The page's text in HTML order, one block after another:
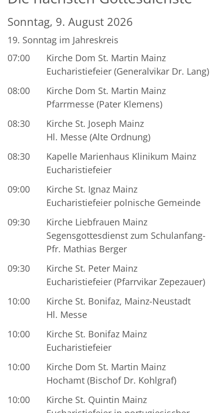
Sonntag, 9. August 2026
19. Sonntag im Jahreskreis
07:00
Kirche Dom St. Martin Mainz
Eucharistiefeier (Generalvikar Dr. Lang)
08:00
Kirche Dom St. Martin Mainz
Pfarrmesse (Pater Klemens)
08:30
Kirche St. Joseph Mainz
Hl. Messe (Alte Ordnung)
08:30
Kapelle Marienhaus Klinikum Mainz
Eucharistiefeier
09:00
Kirche St. Ignaz Mainz
Eucharistiefeier polnische Gemeinde
09:30
Kirche Liebfrauen Mainz
Segensgottesdienst zum Schulanfang-
Pfr. Mathias Berger
09:30
Kirche St. Peter Mainz
Eucharistiefeier (Pfarrvikar Zepezauer)
10:00
Kirche St. Bonifaz, Mainz-Neustadt
Hl. Messe
10:00
Kirche St. Bonifaz Mainz
Eucharistiefeier
10:00
Kirche Dom St. Martin Mainz
Hochamt (Bischof Dr. Kohlgraf)
10:00
Kirche St. Quintin Mainz